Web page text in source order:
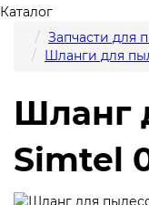
Каталог
Запчасти для
Шланги для
Шланг
Simtel